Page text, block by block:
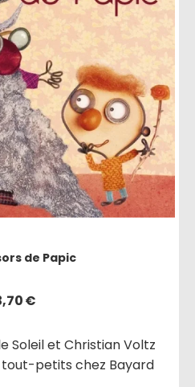
de Papic
€
Soleil et Christian Voltz
tout-petits chez Bayard